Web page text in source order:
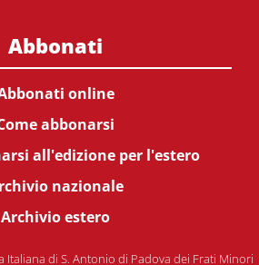
Abbonati
online
abbonarsi
all'edizione per l'estero
nazionale
Archivio estero
Italiana di S. Antonio di Padova dei Frati Minori